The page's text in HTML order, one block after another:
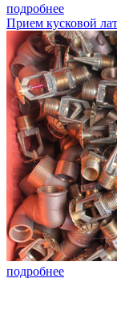
подробнее
Прием кусковой
подробнее